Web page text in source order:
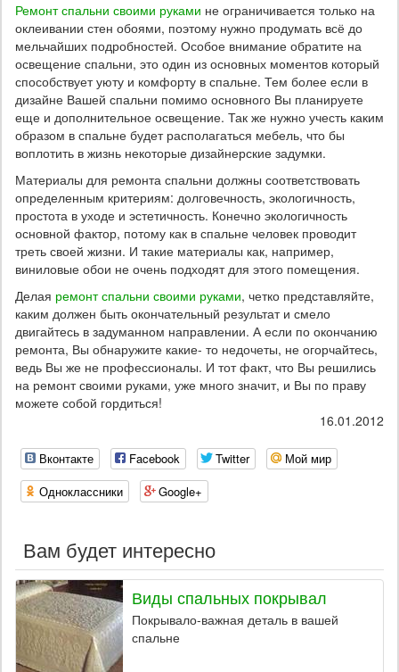
Ремонт спальни своими руками не ограничивается только на
оклеивании стен обоями, поэтому нужно продумать всё до
мельчайших подробностей. Особое внимание обратите на
освещение спальни, это один из основных моментов который
способствует уюту и комфорту в спальне. Тем более если в
дизайне Вашей спальни помимо основного Вы планируете
еще и дополнительное освещение. Так же нужно учесть каким
образом в спальне будет располагаться мебель, что бы
воплотить в жизнь некоторые дизайнерские задумки.
Материалы для ремонта спальни должны соответствовать
определенным критериям: долговечность, экологичность,
простота в уходе и эстетичность. Конечно экологичность
основной фактор, потому как в спальне человек проводит
треть своей жизни. И такие материалы как, например,
виниловые обои не очень подходят для этого помещения.
Делая ремонт спальни своими руками, четко представляйте,
каким должен быть окончательный результат и смело
двигайтесь в задуманном направлении. А если по окончанию
ремонта, Вы обнаружите какие- то недочеты, не огорчайтесь,
ведь Вы же не профессионалы. И тот факт, что Вы решились
на ремонт своими руками, уже много значит, и Вы по праву
можете собой гордиться!
16.01.2012
Вконтакте Facebook Twitter
Мой мир
Одноклассники
Google+
Вам будет интересно
Виды спальных покрывал
Покрывало-важная деталь в вашей
спальне